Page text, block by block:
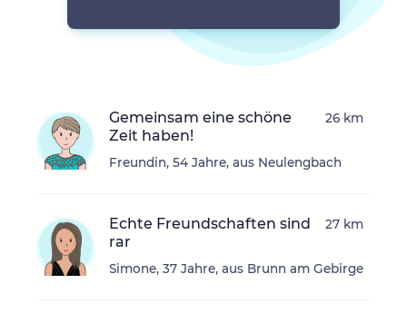
Gemeinsam eine schöne
Zeit haben!
Freundin, 54 Jahre, aus Neulengbach
26 km
Echte Freundschaften sind
rar
Simone, 37 Jahre, aus Brunn am Gebirge
27 km